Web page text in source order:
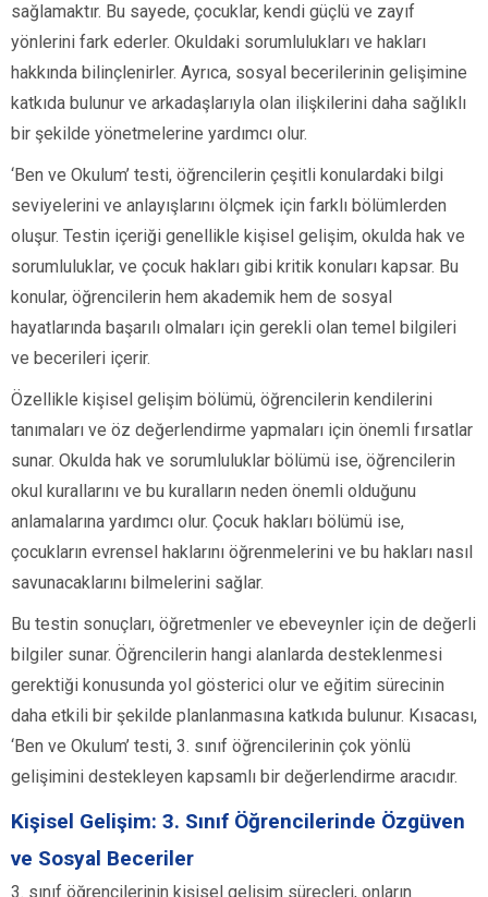
sağlamaktır. Bu sayede, çocuklar, kendi güçlü ve zayıf
yönlerini fark ederler. Okuldaki sorumlulukları ve hakları
hakkında bilinçlenirler. Ayrıca, sosyal becerilerinin gelişimine
katkıda bulunur ve arkadaşlarıyla olan ilişkilerini daha sağlıklı
bir şekilde yönetmelerine yardımcı olur.
‘Ben ve Okulum’ testi, öğrencilerin çeşitli konulardaki bilgi
seviyelerini ve anlayışlarını ölçmek için farklı bölümlerden
oluşur. Testin içeriği genellikle kişisel gelişim, okulda hak ve
sorumluluklar, ve çocuk hakları gibi kritik konuları kapsar. Bu
konular, öğrencilerin hem akademik hem de sosyal
hayatlarında başarılı olmaları için gerekli olan temel bilgileri
ve becerileri içerir.
Özellikle kişisel gelişim bölümü, öğrencilerin kendilerini
tanımaları ve öz değerlendirme yapmaları için önemli fırsatlar
sunar. Okulda hak ve sorumluluklar bölümü ise, öğrencilerin
okul kurallarını ve bu kuralların neden önemli olduğunu
anlamalarına yardımcı olur. Çocuk hakları bölümü ise,
çocukların evrensel haklarını öğrenmelerini ve bu hakları nasıl
savunacaklarını bilmelerini sağlar.
Bu testin sonuçları, öğretmenler ve ebeveynler için de değerli
bilgiler sunar. Öğrencilerin hangi alanlarda desteklenmesi
gerektiği konusunda yol gösterici olur ve eğitim sürecinin
daha etkili bir şekilde planlanmasına katkıda bulunur. Kısacası,
‘Ben ve Okulum’ testi, 3. sınıf öğrencilerinin çok yönlü
gelişimini destekleyen kapsamlı bir değerlendirme aracıdır.
Kişisel Gelişim: 3. Sınıf Öğrencilerinde Özgüven
ve Sosyal Beceriler
3. sınıf öğrencilerinin kişisel gelişim süreçleri, onların